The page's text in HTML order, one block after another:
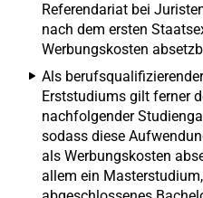
Referendariat bei
nach dem ersten
Werbungskosten
Als
Erststudiums gilt ferner
nachfolgender
sodass diese
als Werbungskosten
allem ein